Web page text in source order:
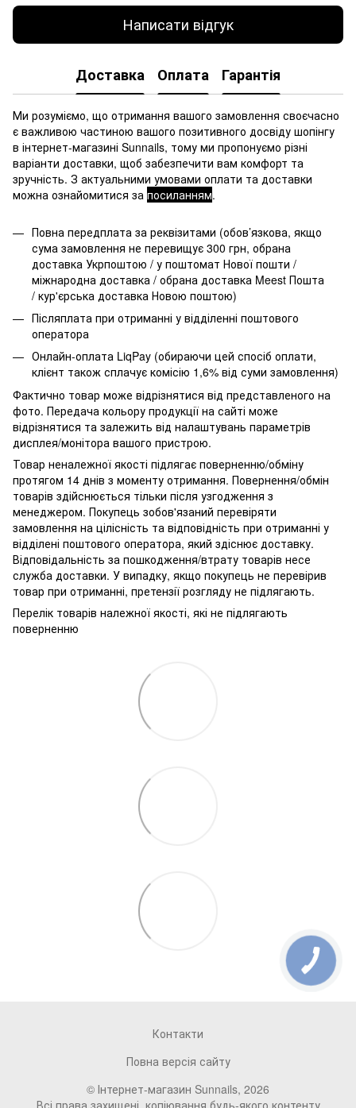
Написати відгук
Доставка Оплата Гарантія
Ми розуміємо, що отримання вашого замовлення своєчасно
є важливою частиною вашого позитивного досвіду шопінгу
в інтернет-магазині Sunnails, тому ми пропонуємо різні
варіанти доставки, щоб забезпечити вам комфорт та
зручність. З актуальними умовами оплати та доставки
можна ознайомитися за посиланням.
Повна передплата за реквізитами (обов’язкова, якщо
сума замовлення не перевищує 300 грн, обрана
доставка Укрпоштою / у поштомат Нової пошти /
міжнародна доставка / обрана доставка Meest Пошта
/ кур'єрська доставка Новою поштою)
Післяплата при отриманні у відділенні поштового
оператора
Онлайн-оплата LiqPay (обираючи цей спосіб оплати,
клієнт також сплачує комісію 1,6% від суми замовлення)
Фактично товар може відрізнятися від представленого на
фото. Передача кольору продукції на сайті може
відрізнятися та залежить від налаштувань параметрів
дисплея/монітора вашого пристрою.
Товар неналежної якості підлягає поверненню/обміну
протягом 14 днів з моменту отримання. Повернення/обмін
товарів здійснюється тільки після узгодження з
менеджером. Покупець зобов'язаний перевіряти
замовлення на цілісність та відповідність при отриманні у
відділені поштового оператора, який здіснює доставку.
Відповідальність за пошкодження/втрату товарів несе
служба доставки. У випадку, якщо покупець не перевірив
товар при отриманні, претензії розгляду не підлягають.
Перелік товарів належної якості, які не підлягають
поверненню
Контакти
Повна версія сайту
© Інтернет-магазин Sunnails, 2026
Всі права захищені, копіювання будь-якого контенту